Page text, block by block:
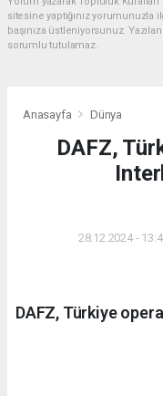
sitesine yaptığınız
başınıza üstleniyorsunuz.
sorumlu tutulamaz.
Anasayfa Dünya
DAFZ,
28.12.2024 -
DAFZ, Türkiye